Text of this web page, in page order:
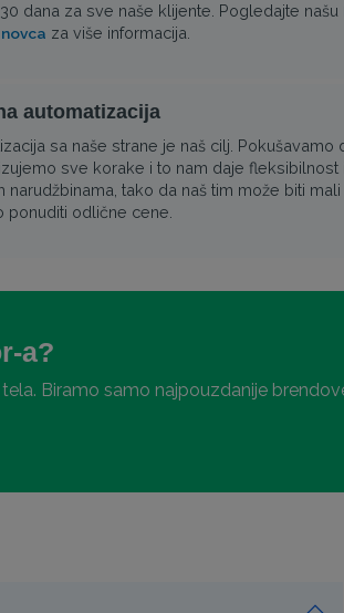
dana za sve naše klijente. Pogledajte našu
za više informacija.
automatizacija
sa naše strane je naš cilj. Pokušavamo
sve korake i to nam daje fleksibilnost
narudžbinama, tako da naš tim može biti mali
ponuditi odlične cene.
a?
Biramo samo najpouzdanije